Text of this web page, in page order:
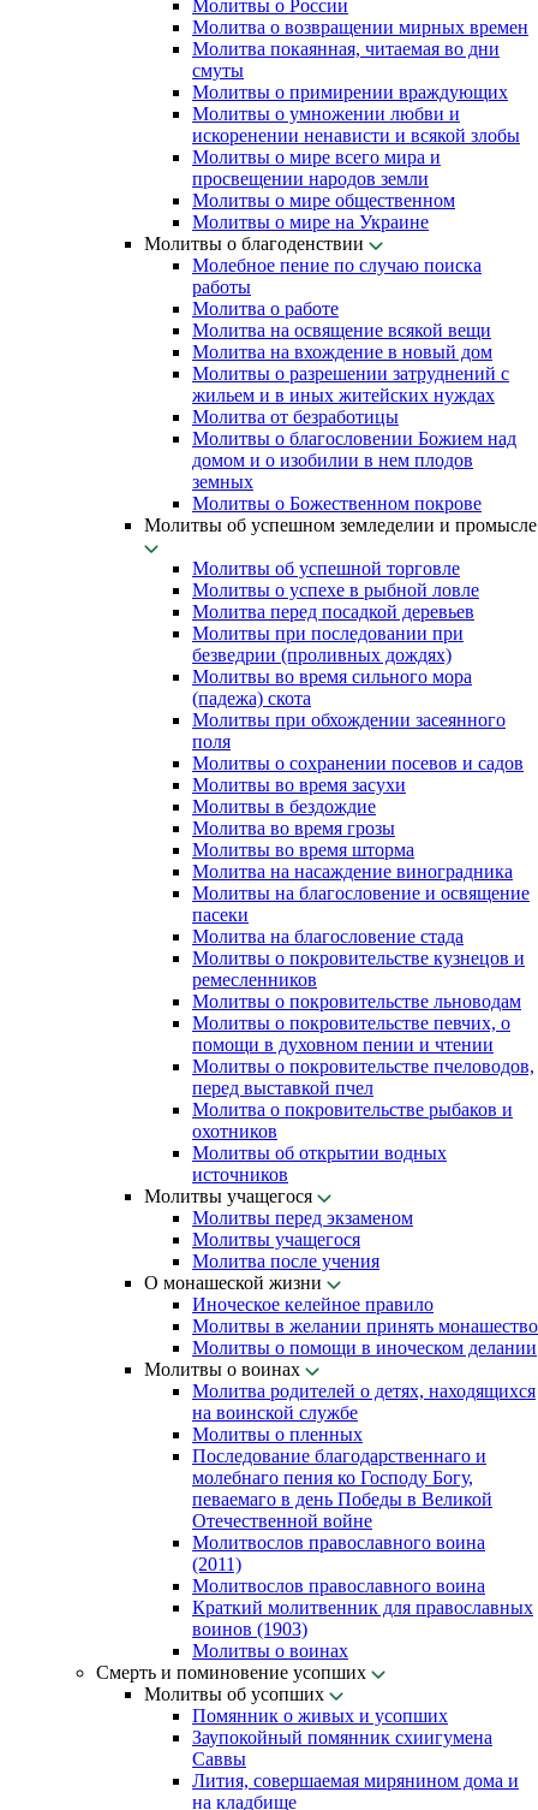
Молитвы о России
Молитва о возвращении мирных времен
Молитва покаянная, читаемая во дни
смуты
Молитвы о примирении враждующих
Молитвы о умножении любви и
искоренении ненависти и всякой злобы
Молитвы о мире всего мира и
просвещении народов земли
Молитвы о мире общественном
Молитвы о мире на Украине
Молитвы о благоденствии
Молебное пение по случаю поиска
работы
Молитва о работе
Молитва на освящение всякой вещи
Молитва на вхождение в новый дом
Молитвы о разрешении затруднений с
жильем и в иных житейских нуждах
Молитва от безработицы
Молитвы о благословении Божием над
домом и о изобилии в нем плодов
земных
Молитвы о Божественном покрове
Молитвы об успешном земледелии и промысле
Молитвы об успешной торговле
Молитвы о успехе в рыбной ловле
Молитва перед посадкой деревьев
Молитвы при последовании при
безведрии (проливных дождях)
Молитвы во время сильного мора
(падежа) скота
Молитвы при обхождении засеянного
поля
Молитвы о сохранении посевов и садов
Молитвы во время засухи
Молитвы в бездождие
Молитва во время грозы
Молитвы во время шторма
Молитва на насаждение виноградника
Молитвы на благословение и освящение
пасеки
Молитва на благословение стада
Молитвы о покровительстве кузнецов и
ремесленников
Молитвы о покровительстве льноводам
Молитвы о покровительстве певчих, о
помощи в духовном пении и чтении
Молитвы о покровительстве пчеловодов,
перед выставкой пчел
Молитва о покровительстве рыбаков и
охотников
Молитвы об открытии водных
источников
Молитвы учащегося
Молитвы перед экзаменом
Молитвы учащегося
Молитва после учения
О монашеской жизни
Иноческое келейное правило
Молитвы в желании принять монашество
Молитвы о помощи в иноческом делании
Молитвы о воинах
Молитва родителей о детях, находящихся
на воинской службе
Молитвы о пленных
Последование благодарственнаго и
молебнаго пения ко Господу Богу,
певаемаго в день Победы в Великой
Отечественной войне
Молитвослов православного воина
(2011)
Молитвослов православного воина
Краткий молитвенник для православных
воинов (1903)
Молитвы о воинах
Смерть и поминовение усопших
Молитвы об усопших
Помянник о живых и усопших
Заупокойный помянник схиигумена
Саввы
Лития, совершаемая мирянином дома и
на кладбище